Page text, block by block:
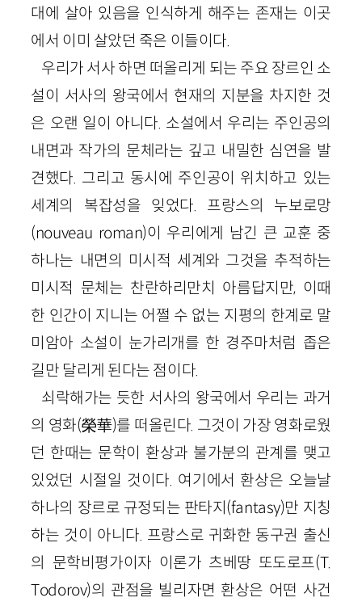
대에 살아 있음을 인식하게 해주는 존재는 이곳
에서 이미 살았던 죽은 이들이다.
우리가 서사 하면 떠올리게 되는 주요 장르인 소
설이 서사의 왕국에서 현재의 지분을 차지한 것
은 오랜 일이 아니다. 소설에서 우리는 주인공의
내면과 작가의 문체라는 깊고 내밀한 심연을 발
견했다. 그리고 동시에 주인공이 위치하고 있는
세계의 복잡성을 잊었다. 프랑스의 누보로망
(nouveau roman)이 우리에게 남긴 큰 교훈 중
하나는 내면의 미시적 세계와 그것을 추적하는
미시적 문체는 찬란하리만치 아름답지만, 이때
한 인간이 지니는 어쩔 수 없는 지평의 한계로 말
미암아 소설이 눈가리개를 한 경주마처럼 좁은
길만 달리게 된다는 점이다.
쇠락해가는 듯한 서사의 왕국에서 우리는 과거
의 영화(榮華)를 떠올린다. 그것이 가장 영화로웠
던 한때는 문학이 환상과 불가분의 관계를 맺고
있었던 시절일 것이다. 여기에서 환상은 오늘날
하나의 장르로 규정되는 판타지(fantasy)만 지칭
하는 것이 아니다. 프랑스로 귀화한 동구권 출신
의 문학비평가이자 이론가 츠베땅 또도로프(T.
Todorov)의 관점을 빌리자면 환상은 어떤 사건